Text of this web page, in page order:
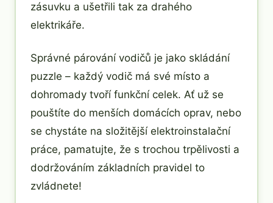
zásuvku a ušetřili tak za drahého
elektrikáře.
Správné párování vodičů je jako skládání
puzzle – každý vodič má své místo a
dohromady tvoří funkční celek. Ať už se
pouštíte do menších domácích oprav, nebo
se chystáte na složitější elektroinstalační
práce, pamatujte, že s trochou trpělivosti a
dodržováním základních pravidel to
zvládnete!